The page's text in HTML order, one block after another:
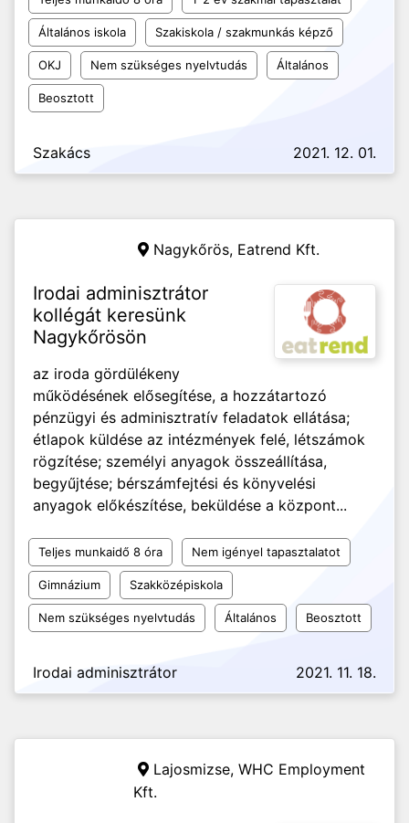
Általános iskola Szakiskola / szakmunkás képző
OKJ Nem szükséges nyelvtudás Általános
Beosztott
Szakács 2021. 12. 01.
Nagykőrös, Eatrend Kft.
Irodai adminisztrátor
kollégát keresünk
Nagykőrösön
az iroda gördülékeny
működésének elősegítése, a hozzátartozó
pénzügyi és adminisztratív feladatok ellátása;
étlapok küldése az intézmények felé, létszámok
rögzítése; személyi anyagok összeállítása,
begyűjtése; bérszámfejtési és könyvelési
anyagok előkészítése, beküldése a központ...
Teljes munkaidő 8 óra Nem igényel tapasztalatot
Gimnázium Szakközépiskola
Nem szükséges nyelvtudás Általános Beosztott
Irodai adminisztrátor 2021. 11. 18.
Lajosmizse, WHC Employment
Kft.